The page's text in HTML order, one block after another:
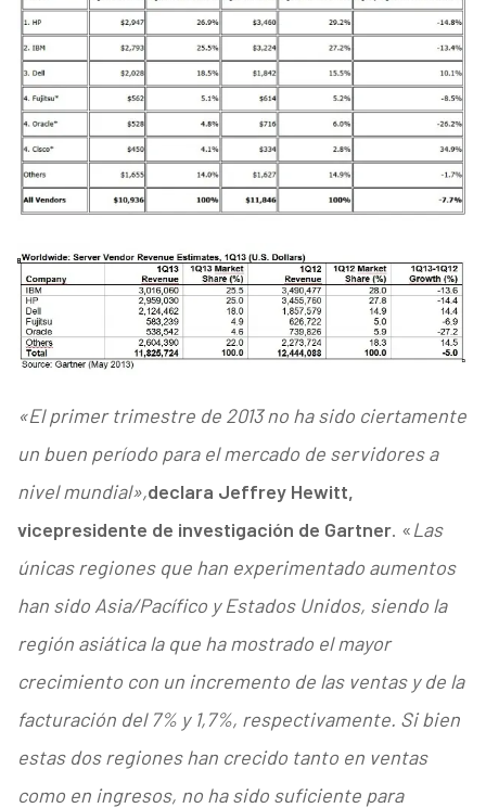
«El primer trimestre de 2013 no ha sido ciertamente
un buen período para el mercado de servidores a
nivel mundial»,declara Jeffrey Hewitt,
vicepresidente de investigación de Gartner. «Las
únicas regiones que han experimentado aumentos
han sido Asia/Pacífico y Estados Unidos, siendo la
región asiática la que ha mostrado el mayor
crecimiento con un incremento de las ventas y de la
facturación del 7% y 1,7%, respectivamente. Si bien
estas dos regiones han crecido tanto en ventas
como en ingresos, no ha sido suficiente para